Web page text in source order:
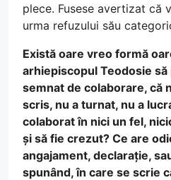
plece. Fusese avertizat că
urma refuzului său
Există oare vreo formă
arhiepiscopul Teodosie să
semnat de colaborare, că
scris, nu a turnat, nu a
colaborat în nici un fel,
și să fie crezut? Ce are
angajament, declarație,
spunând, în care se scrie